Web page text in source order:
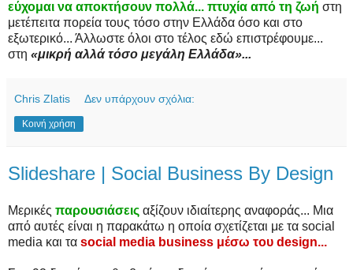
εύχομαι να αποκτήσουν πολλά... πτυχία από τη ζωή στη
μετέπειτα πορεία τους τόσο στην Ελλάδα όσο και στο
εξωτερικό... Άλλωστε όλοι στο τέλος εδώ επιστρέφουμε...
στη «μικρή αλλά τόσο μεγάλη Ελλάδα»...
Chris Zlatis Δεν υπάρχουν σχόλια:
Κοινή χρήση
Slideshare | Social Business By Design
Μερικές παρουσιάσεις αξίζουν ιδιαίτερης αναφοράς... Μια
από αυτές είναι η παρακάτω η οποία σχετίζεται με τα social
media και τα social media business μέσω του design...